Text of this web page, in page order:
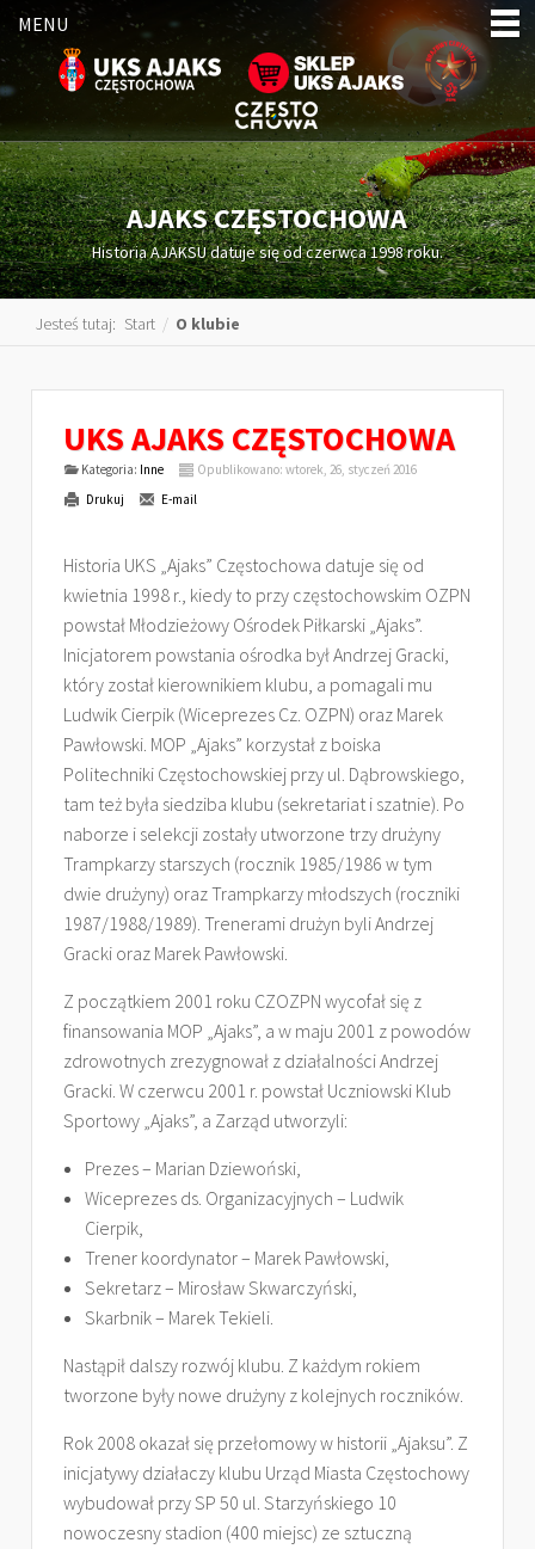
MENU
AJAKS CZĘSTOCHOWA
Historia AJAKSU datuje się od czerwca 1998 roku.
Jesteś tutaj: Start / O klubie
UKS AJAKS CZĘSTOCHOWA
Kategoria: Inne
Opublikowano: wtorek, 26, styczeń 2016
Drukuj
E-mail
Historia UKS „Ajaks” Częstochowa datuje się od
kwietnia 1998 r., kiedy to przy częstochowskim OZPN
powstał Młodzieżowy Ośrodek Piłkarski „Ajaks”.
Inicjatorem powstania ośrodka był Andrzej Gracki,
który został kierownikiem klubu, a pomagali mu
Ludwik Cierpik (Wiceprezes Cz. OZPN) oraz Marek
Pawłowski. MOP „Ajaks” korzystał z boiska
Politechniki Częstochowskiej przy ul. Dąbrowskiego,
tam też była siedziba klubu (sekretariat i szatnie). Po
naborze i selekcji zostały utworzone trzy drużyny
Trampkarzy starszych (rocznik 1985/1986 w tym
dwie drużyny) oraz Trampkarzy młodszych (roczniki
1987/1988/1989). Trenerami drużyn byli Andrzej
Gracki oraz Marek Pawłowski.
Z początkiem 2001 roku CZOZPN wycofał się z
finansowania MOP „Ajaks”, a w maju 2001 z powodów
zdrowotnych zrezygnował z działalności Andrzej
Gracki. W czerwcu 2001 r. powstał Uczniowski Klub
Sportowy „Ajaks”, a Zarząd utworzyli:
Prezes – Marian Dziewoński,
Wiceprezes ds. Organizacyjnych – Ludwik
Cierpik,
Trener koordynator – Marek Pawłowski,
Sekretarz – Mirosław Skwarczyński,
Skarbnik – Marek Tekieli.
Nastąpił dalszy rozwój klubu. Z każdym rokiem
tworzone były nowe drużyny z kolejnych roczników.
Rok 2008 okazał się przełomowy w historii „Ajaksu”. Z
inicjatywy działaczy klubu Urząd Miasta Częstochowy
wybudował przy SP 50 ul. Starzyńskiego 10
nowoczesny stadion (400 miejsc) ze sztuczną